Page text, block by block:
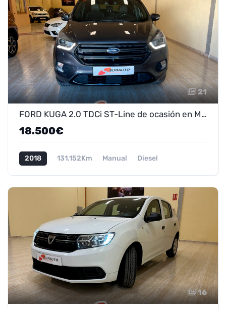
21
FORD KUGA 2.0 TDCi ST-Line de ocasión en Marmolejo - ¡Oferta 16.900 €!
18.500€
2018 131.152Km Manual Diesel
16